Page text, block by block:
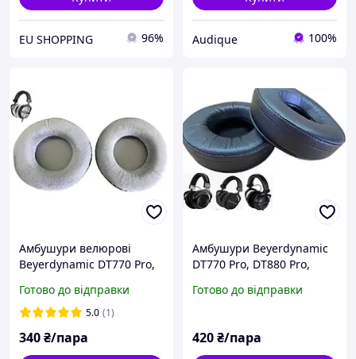
EU SHOPPING 96% Audique 100%
Амбушури велюрові
Beyerdynamic DT770 Pro,
Готово до відправки
5.0 (1)
340₴/пара
Амбушури Beyerdynamic
DT770 Pro, DT880 Pro,
Готово до відправки
420₴/пара